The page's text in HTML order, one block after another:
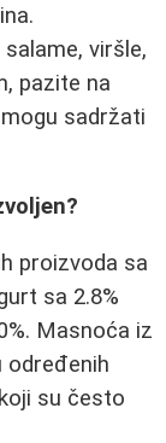
viršle,
pazite na
sadržati
proizvoda sa
sa 2.8%
Masnoća iz
određenih
su često